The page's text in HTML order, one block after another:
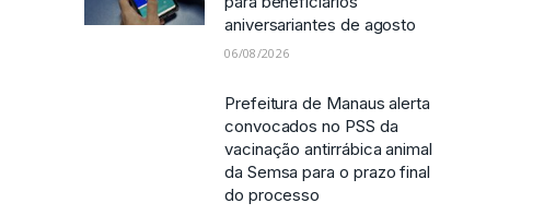
aniversariantes de agosto
06/08/2026
Prefeitura de Manaus alerta
convocados no PSS da
vacinação antirrábica animal
da Semsa para o prazo final
do processo